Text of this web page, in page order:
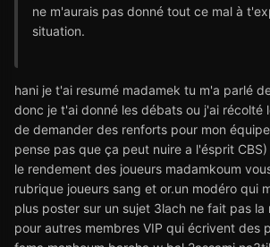
ne m'aurais pas donné tout ce mal à
situation.
hani je t'ai resumé madamek tu m'a parlé
donc je t'ai donné les débats ou j'ai récolté
de demander des renforts pour mon
pense pas que ça peut nuire a l'ésprit
le rendement des joueurs madamkoum
rubrique joueurs sang et or.un modéro qui
plus poster sur un sujet 3lach ne fait pas la
pour autres membres VIP qui écrivent des